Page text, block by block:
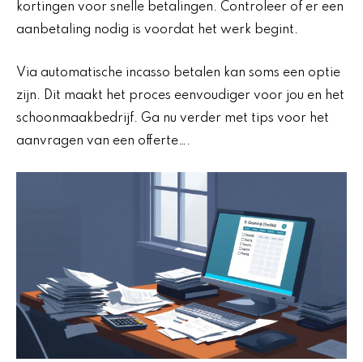
kortingen voor snelle betalingen. Controleer of er een
aanbetaling nodig is voordat het werk begint.
Via automatische incasso betalen kan soms een optie
zijn. Dit maakt het proces eenvoudiger voor jou en het
schoonmaakbedrijf. Ga nu verder met tips voor het
aanvragen van een offerte….